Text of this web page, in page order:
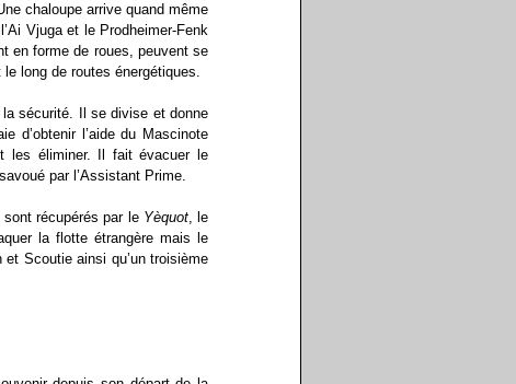
chaloupe arrive quand même
Vjuga et le Prodheimer-Fenk
en forme de roues, peuvent se
long de routes énergétiques.
la sécurité. Il se divise et donne
d’obtenir l’aide du Mascinote
les éliminer. Il fait évacuer le
par l’Assistant Prime.
récupérés par le Yèquot, le
la flotte étrangère mais le
Scoutie ainsi qu’un troisième